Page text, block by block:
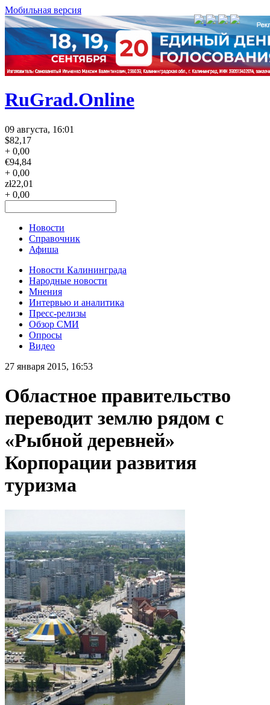
Мобильная версия
RuGrad.Online
09 августа, 16:01
$82,17
+ 0,00
€94,84
+ 0,00
zł22,01
+ 0,00
Новости
Справочник
Афиша
Новости Калининграда
Народные новости
Мнения
Интервью и аналитика
Пресс-релизы
Обзор СМИ
Опросы
Видео
27 января 2015, 16:53
Областное правительство
переводит землю рядом с
«Рыбной деревней»
Корпорации развития
туризма